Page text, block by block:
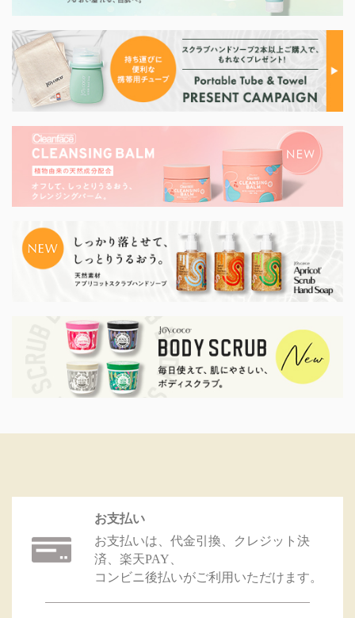
お支払い
お支払いは、代金引換、クレジット決
済、楽天PAY、
コンビニ後払いがご利用いただけます。